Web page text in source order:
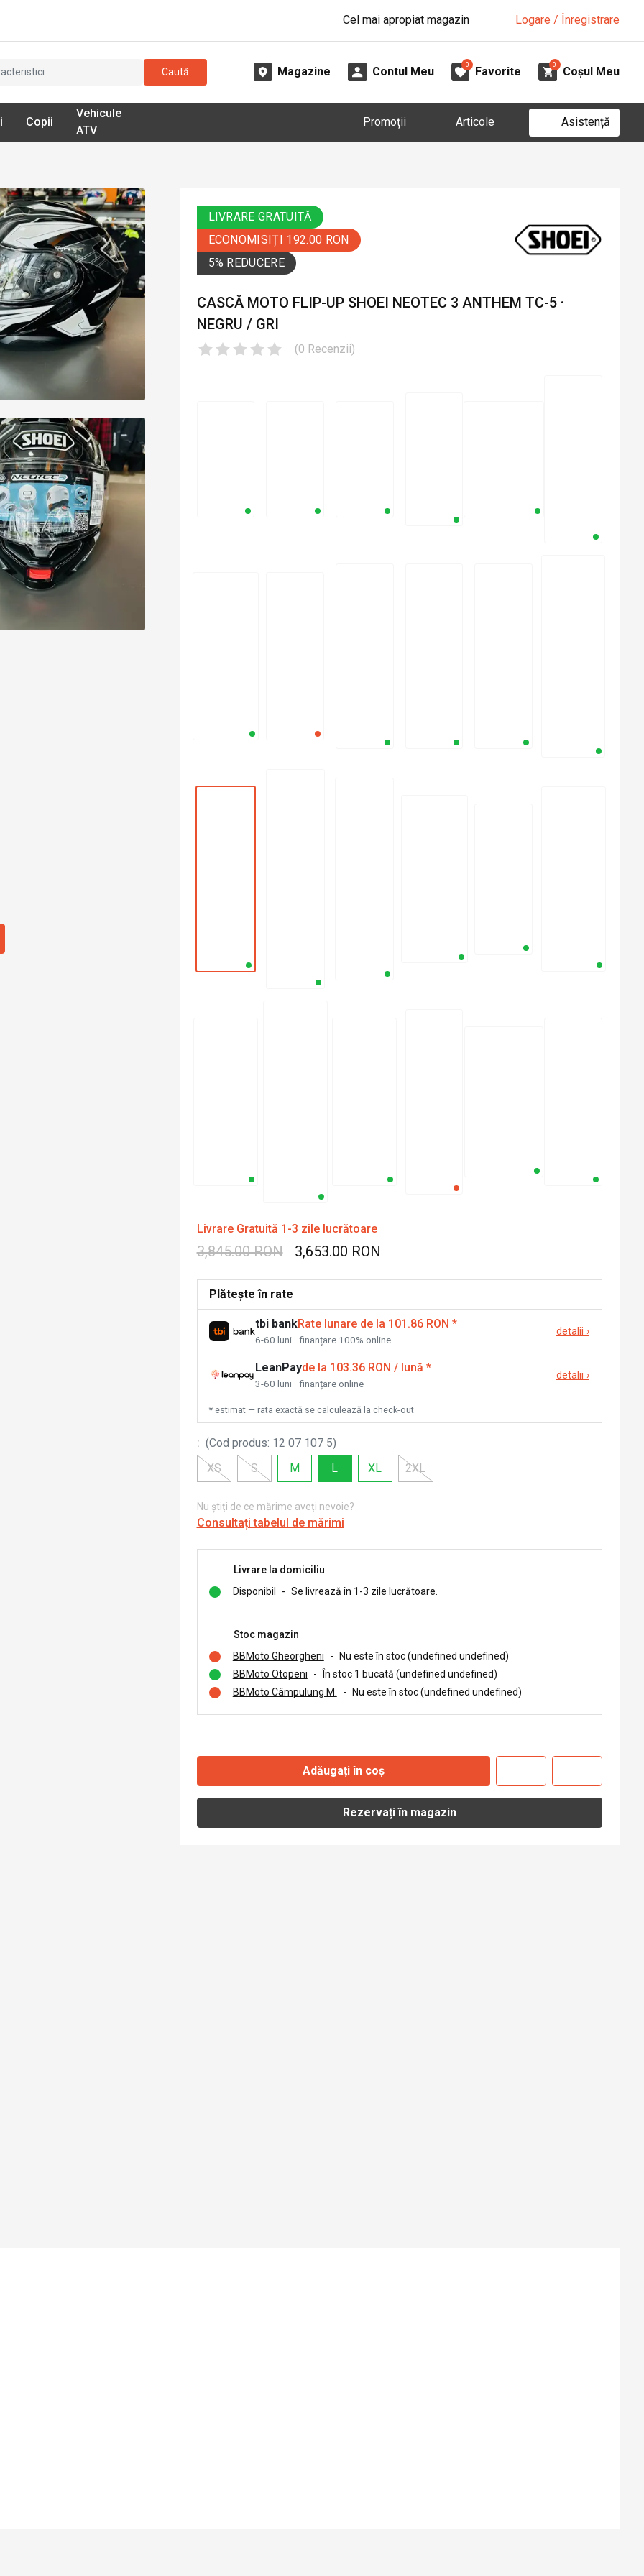
Cel mai apropiat magazin Logare / Înregistrare
Caută Magazine Contul Meu
0
Favorite
0
Coșul Meu
Copii
Vehicule
ATV
Promoții Articole Asistență
LIVRARE GRATUITĂ
ECONOMISIȚI 192.00 RON
5% REDUCERE
CASCĂ MOTO FLIP-UP SHOEI NEOTEC 3 ANTHEM TC-5 ·
NEGRU / GRI
(0 Recenzii)
Livrare Gratuită 1-3 zile lucrătoare
3,845.00 RON 3,653.00 RON
Plătește în rate
tbi bankRate lunare de la 101.86 RON *
6-60 luni · finanțare 100% online
detalii ›
LeanPayde la 103.36 RON / lună *
3-60 luni · finanțare online
detalii ›
* estimat — rata exactă se calculează la check-out
: (Cod produs: 12 07 107 5)
XS
S M L XL 2XL
Nu știți de ce mărime aveți nevoie?
Consultați tabelul de mărimi
Livrare la domiciliu
Disponibil
- Se livrează în 1-3 zile lucrătoare.
Stoc magazin
BBMoto Gheorgheni
-
Nu este în stoc (undefined undefined)
BBMoto Otopeni
-
În stoc 1 bucată (undefined undefined)
BBMoto Câmpulung M.
- Nu este în stoc (undefined undefined)
Adăugați în coș
Rezervați în magazin